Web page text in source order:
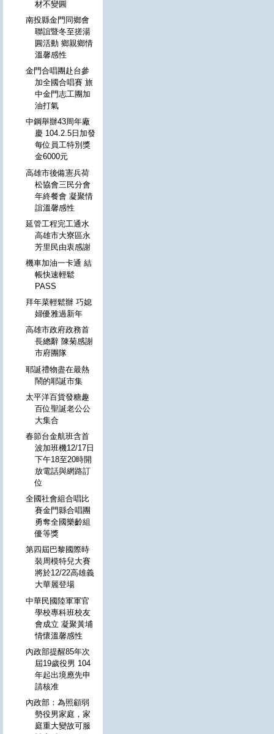
材不變圓
南投縣金門同鄉會
聯誼暨冬至搓湯
圓活動 鄉親鄉情
溫馨感性
金門合唱團赴台參
加全國合唱賽 旅
中金門志工團加
油打氣
中鋼舉辦43周年廠
慶 104.2.5日加發
每位員工特別獎
金6000元
高雄市後備憲兵荷
松協會三民分會
年終餐會 凝聚情
誼溫馨感性
延管工程完工通水
高雄市大寮區永
芳里民由衷感謝
機車加油一卡通 結
帳快速輕鬆
PASS
拜年菜輕鬆辦 巧媳
婦優雅過新年
高雄市政府政務首
長總辭 陳菊感謝
市府團隊
耶誕禮物盡在最熱
鬧的耶誕市集
太平洋百貨發糖趣
百位聖誕老公公
大集合
春節台金航班含首
波加班機12/17日
下午18至20時開
放電話與網路訂
位
全國社會組合唱比
賽金門縣合唱團
勇奪全國樂齡組
優等獎
第四屆巴黎國際時
裝周模特兒大賽
將於12/22高雄義
大華麗登場
中華民國陸軍軍官
學校專科班校友
會成立 凝聚黃埔
情懷溫馨感性
內政部提醒85年次
屆19歲役男 104
年起出境應先申
請核准
內政部：為照顧弱
勢役男家庭，家
庭重大變故可服